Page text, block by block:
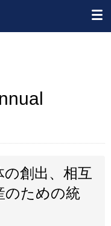
創出、相互
のための統